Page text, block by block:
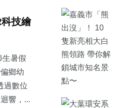
技繪
生暑假
鄉幼
過數位
響，...